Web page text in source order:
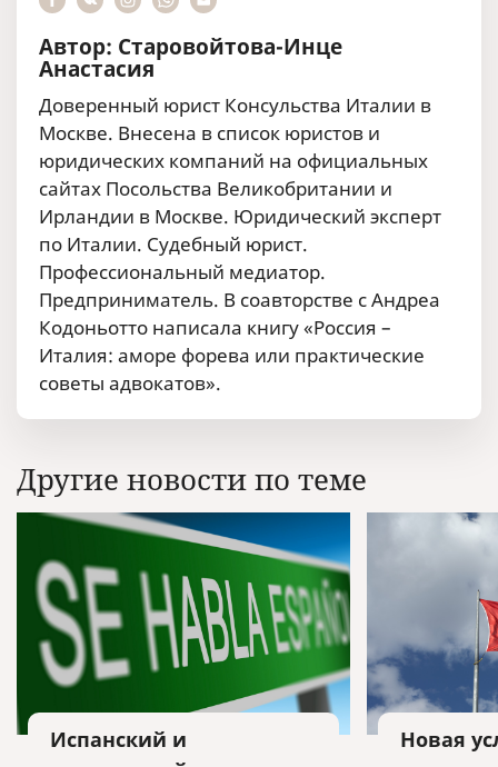
Автор: Старовойтова-Инце
Анастасия
Доверенный юрист Консульства Италии в
Москве. Внесена в список юристов и
юридических компаний на официальных
сайтах Посольства Великобритании и
Ирландии в Москве. Юридический эксперт
по Италии. Судебный юрист.
Профессиональный медиатор.
Предприниматель. В соавторстве с Андреа
Кодоньотто написала книгу «Россия –
Италия: аморе форева или практические
советы адвокатов».
Другие новости по теме
Испанский и
Новая